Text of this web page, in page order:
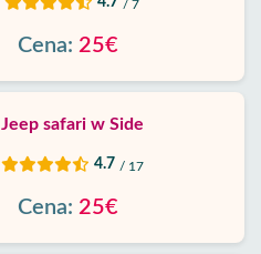
/ 7
Cena: 25€
Jeep safari w Side
4.7 / 17
Cena: 25€